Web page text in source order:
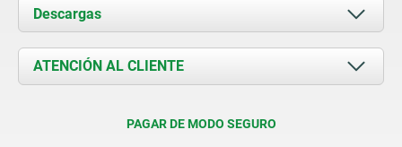
Acerca de nosotros
Novedades
Contacto
Descargas
Documents
ATENCIÓN AL CLIENTE
PAGAR DE MODO SEGURO